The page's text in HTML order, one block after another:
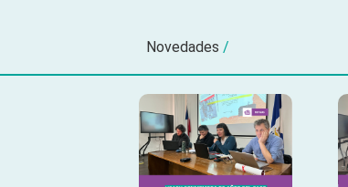
Novedades /